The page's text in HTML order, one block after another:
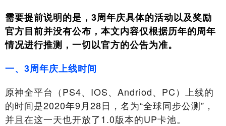
需要提前说明的是，3周年庆具体的活动以及奖励
官方目前并没有公布，本文内容仅根据历年的周年
情况进行推测，一切以官方的公告为准。
一、3周年庆上线时间
原神全平台（PS4、IOS、Andriod、PC）上线的
的时间是2020年9月28日，名为“全球同步公测”，
并且在这一天也开放了1.0版本的UP卡池。